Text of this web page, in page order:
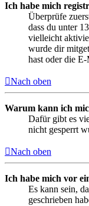
Ich habe mich
Überprüfe
dass du unter
vielleicht
wurde dir
hast oder die
Nach oben
Warum kann ich
Dafür gibt es
nicht gesperrt
Nach oben
Ich habe mich vor
Es kann sein,
geschrieben